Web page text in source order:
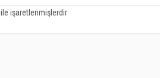
ile işaretlenmişlerdir